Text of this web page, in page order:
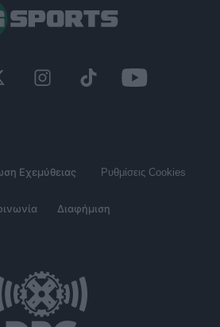
Εχεμύθειας Ρυθμίσεις Cookies
Διαφήμιση